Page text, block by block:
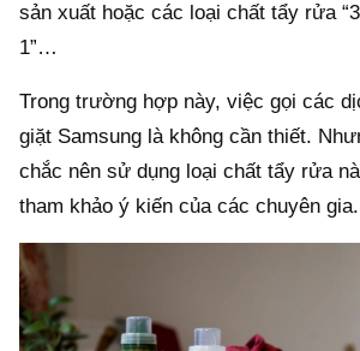
sản xuất hoặc các loại chất tẩy rửa
1”…
Trong trường hợp này, việc gọi các
giặt Samsung là không cần thiết.
chắc nên sử dụng loại chất tẩy rửa
tham khảo ý kiến của các chuyên gia.